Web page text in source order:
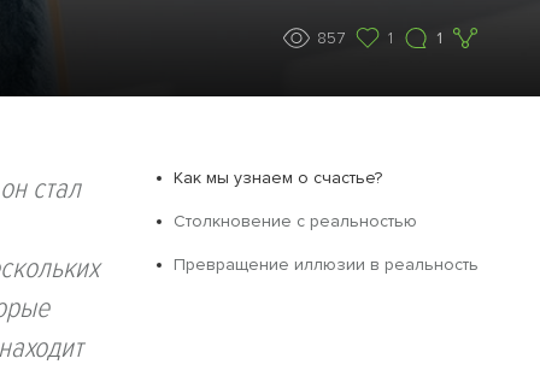
857 1 1
стал Как мы узнаем о счастье?
Столкновение с реальностью
Превращение иллюзии в реальность